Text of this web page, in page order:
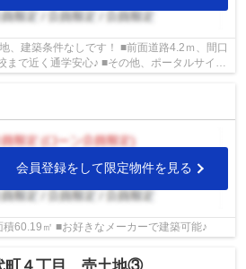
、建築条件なしです！ ■前面道路4.2ｍ、間口
まで近く通学安心♪ ■その他、ポータルサイト
会員登録をして限定物件を見る
60.19㎡ ■お好きなメーカーで建築可能♪